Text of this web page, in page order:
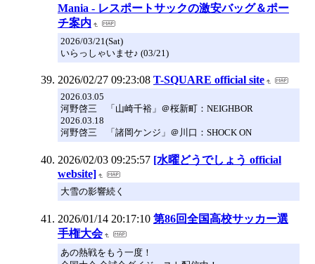
Mania - レスポートサックの激安バッグ＆ポー
チ案内
2026/03/21(Sat)
いらっしゃいませ♪ (03/21)
2026/02/27 09:23:08 T-SQUARE official site
2026.03.05
河野啓三 「山崎千裕」＠桜新町：NEIGHBOR
2026.03.18
河野啓三 「諸岡ケンジ」＠川口：SHOCK ON
2026/02/03 09:25:57 [水曜どうでしょう official
website]
大雪の影響続く
2026/01/14 20:17:10 第86回全国高校サッカー選
手権大会
あの熱戦をもう一度！